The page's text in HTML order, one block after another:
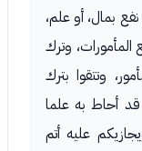
بمال، أو علم،
المأمورات، وترك
وتتقوا بترك
قد أحاط به علما
عليه أتم